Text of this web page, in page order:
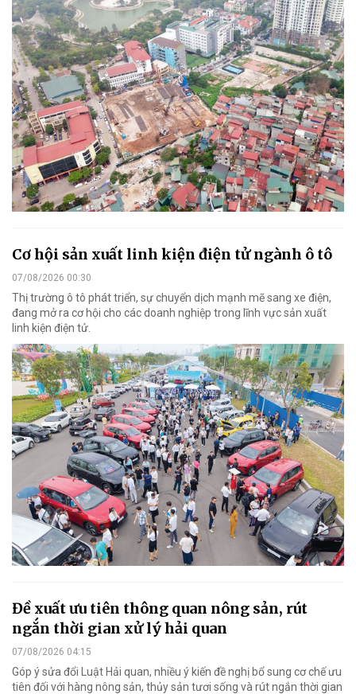
Cơ hội sản xuất linh kiện điện tử ngành ô tô
07/08/2026 00:30
Thị trường ô tô phát triển, sự chuyển dịch mạnh mẽ sang xe điện,
đang mở ra cơ hội cho các doanh nghiệp trong lĩnh vực sản xuất
linh kiện điện tử.
Đề xuất ưu tiên thông quan nông sản, rút
ngắn thời gian xử lý hải quan
07/08/2026 04:15
Góp ý sửa đổi Luật Hải quan, nhiều ý kiến đề nghị bổ sung cơ chế ưu
tiên đối với hàng nông sản, thủy sản tươi sống và rút ngắn thời gian